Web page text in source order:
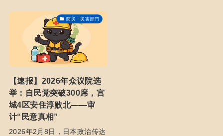
防災・災害部門
【速报】2026年众议院选
举：自民党突破300席，宫
城4区安住淳败北——审
计“民意真相”
2026年2月8日，日本政治传达